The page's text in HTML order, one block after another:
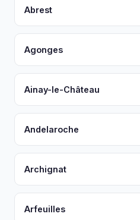
Abrest
Agonges
Ainay-le-Château
Andelaroche
Archignat
Arfeuilles